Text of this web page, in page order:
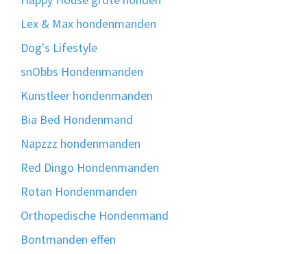
Lex & Max hondenmanden
Dog's Lifestyle
snObbs Hondenmanden
Kunstleer hondenmanden
Bia Bed Hondenmand
Napzzz hondenmanden
Red Dingo Hondenmanden
Rotan Hondenmanden
Orthopedische Hondenmand
Bontmanden effen